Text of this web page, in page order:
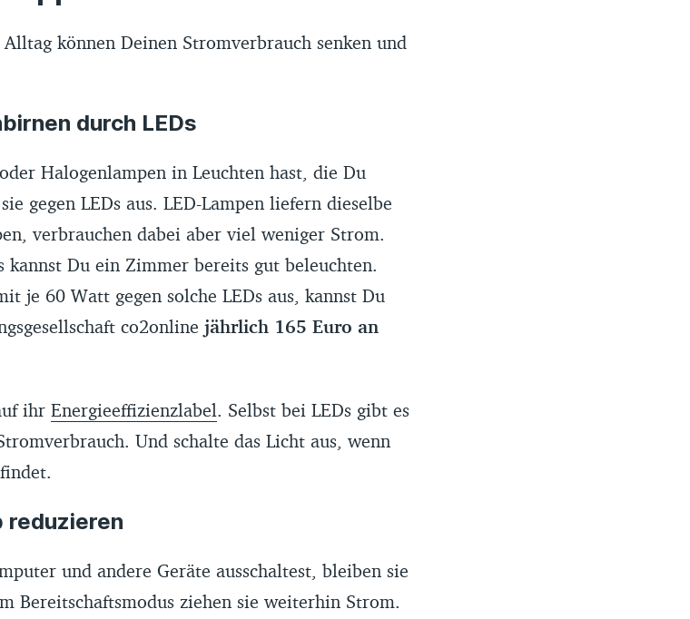
können Deinen Stromverbrauch senken und
durch LEDs
Halogenlampen in Leuchten hast, die Du
gegen LEDs aus. LED-Lampen liefern dieselbe
verbrauchen dabei aber viel weniger Strom.
kannst Du ein Zimmer bereits gut beleuchten.
je 60 Watt gegen solche LEDs aus, kannst Du
co2online jährlich 165 Euro an
ihr Energieeffizienzlabel. Selbst bei LEDs gibt es
Und schalte das Licht aus, wenn
reduzieren
und andere Geräte ausschaltest, bleiben sie
Bereitschaftsmodus ziehen sie weiterhin Strom.